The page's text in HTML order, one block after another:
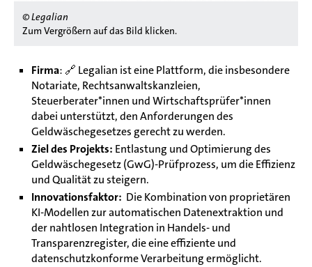
© Legalian
Zum Vergrößern auf das Bild klicken.
Firma: 🔗 Legalian ist eine Plattform, die insbesondere
Notariate, Rechtsanwaltskanzleien,
Steuerberater*innen und Wirtschaftsprüfer*innen
dabei unterstützt, den Anforderungen des
Geldwäschegesetzes gerecht zu werden.
Ziel des Projekts: Entlastung und Optimierung des
Geldwäschegesetz (GwG)-Prüfprozess, um die Effizienz
und Qualität zu steigern.
Innovationsfaktor: Die Kombination von proprietären
KI-Modellen zur automatischen Datenextraktion und
der nahtlosen Integration in Handels- und
Transparenzregister, die eine effiziente und
datenschutzkonforme Verarbeitung ermöglicht.